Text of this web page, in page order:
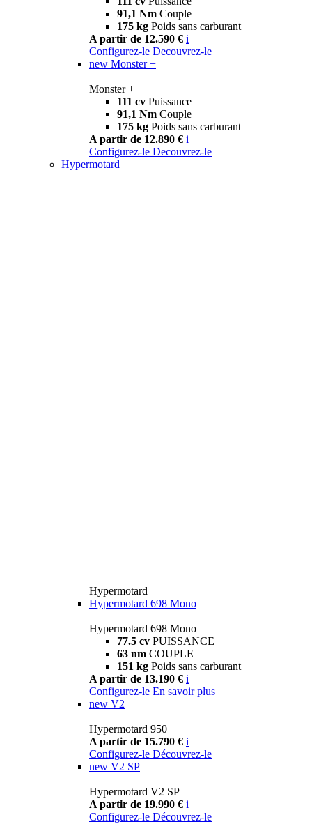
91,1 Nm Couple
175 kg Poids sans carburant
A partir de 12.590 € i
Configurez-le Decouvrez-le
new Monster +
Monster +
111 cv Puissance
91,1 Nm Couple
175 kg Poids sans carburant
A partir de 12.890 € i
Configurez-le Decouvrez-le
Hypermotard
Hypermotard
Hypermotard 698 Mono
Hypermotard 698 Mono
77.5 cv PUISSANCE
63 nm COUPLE
151 kg Poids sans carburant
A partir de 13.190 € i
Configurez-le En savoir plus
new V2
Hypermotard 950
A partir de 15.790 € i
Configurez-le Découvrez-le
new V2 SP
Hypermotard V2 SP
A partir de 19.990 € i
Configurez-le Découvrez-le